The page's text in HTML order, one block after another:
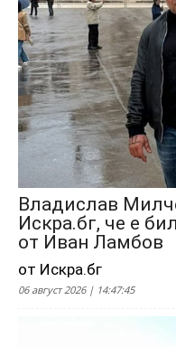
Владислав
Искра.бг, че е
от Иван Ламбов
от Искра.бг
06 август 2026 | 14:47:45